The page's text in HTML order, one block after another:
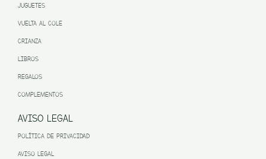
JUGUETES
VUELTA AL COLE
CRIANZA
LIBROS
REGALOS
COMPLEMENTOS
AVISO LEGAL
POLÍTICA DE PRIVACIDAD
AVISO LEGAL